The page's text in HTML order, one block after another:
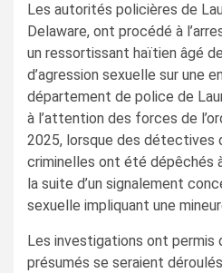
Les autorités policières de
Delaware, ont procédé à
un ressortissant haïtien âgé
d’agression sexuelle sur une
département de police de
à l’attention des forces de
2025, lorsque des détectives
criminelles ont été dépêchés
la suite d’un signalement
sexuelle impliquant une
Les investigations ont permis
présumés se seraient